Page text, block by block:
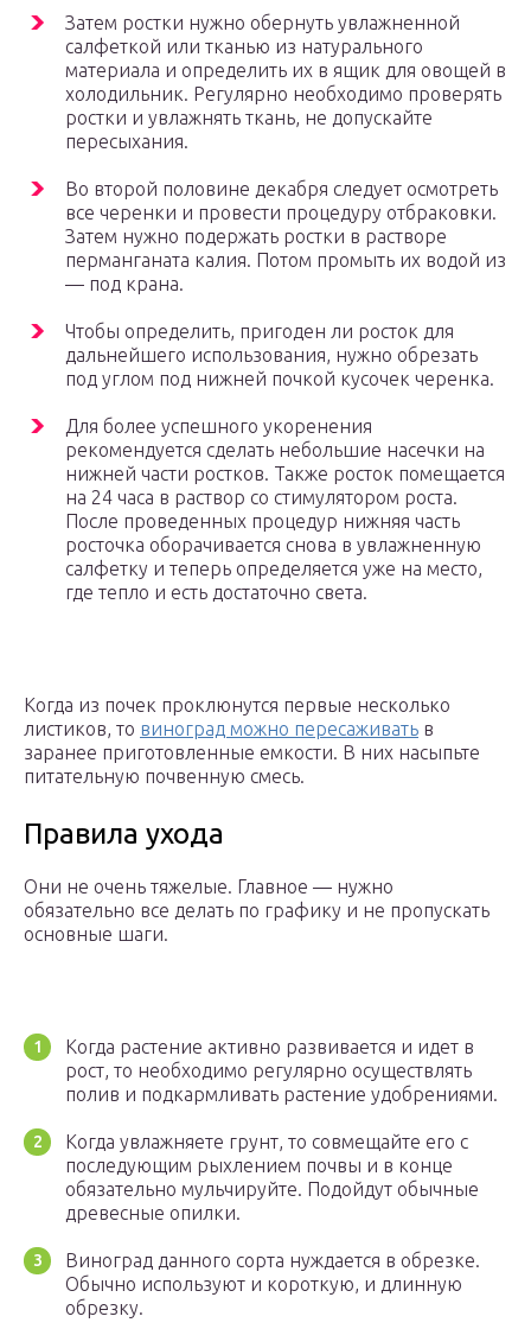
Затем ростки нужно обернуть увлажненной
салфеткой или тканью из натурального
материала и определить их в ящик для овощей в
холодильник. Регулярно необходимо проверять
ростки и увлажнять ткань, не допускайте
пересыхания.
Во второй половине декабря следует осмотреть
все черенки и провести процедуру отбраковки.
Затем нужно подержать ростки в растворе
перманганата калия. Потом промыть их водой из
— под крана.
Чтобы определить, пригоден ли росток для
дальнейшего использования, нужно обрезать
под углом под нижней почкой кусочек черенка.
Для более успешного укоренения
рекомендуется сделать небольшие насечки на
нижней части ростков. Также росток помещается
на 24 часа в раствор со стимулятором роста.
После проведенных процедур нижняя часть
росточка оборачивается снова в увлажненную
салфетку и теперь определяется уже на место,
где тепло и есть достаточно света.
Когда из почек проклюнутся первые несколько
листиков, то виноград можно пересаживать в
заранее приготовленные емкости. В них насыпьте
питательную почвенную смесь.
Правила ухода
Они не очень тяжелые. Главное — нужно
обязательно все делать по графику и не пропускать
основные шаги.
Когда растение активно развивается и идет в
рост, то необходимо регулярно осуществлять
полив и подкармливать растение удобрениями.
Когда увлажняете грунт, то совмещайте его с
последующим рыхлением почвы и в конце
обязательно мульчируйте. Подойдут обычные
древесные опилки.
Виноград данного сорта нуждается в обрезке.
Обычно используют и короткую, и длинную
обрезку.